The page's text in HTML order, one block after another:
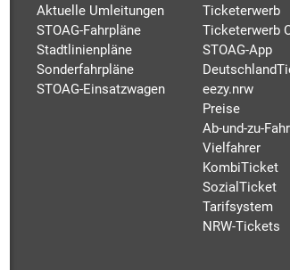
Aktuelle Umleitungen
STOAG-Fahrpläne
Stadtlinienpläne
Sonderfahrpläne
STOAG-Einsatzwagen
Ticketerwerb
Ticketerwerb
STOAG-App
eezy.nrw
Preise
Ab-und-zu-
Vielfahrer
KombiTicket
SozialTicket
Tarifsystem
NRW-Tickets